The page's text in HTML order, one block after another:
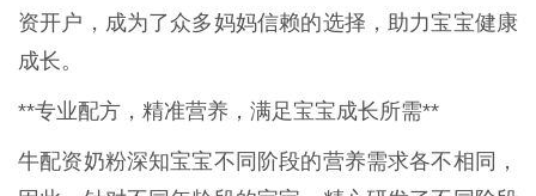
资开户，成为了众多妈妈信赖的选择，助力宝宝健康
成长。
**专业配方，精准营养，满足宝宝成长所需**
牛配资奶粉深知宝宝不同阶段的营养需求各不相同，